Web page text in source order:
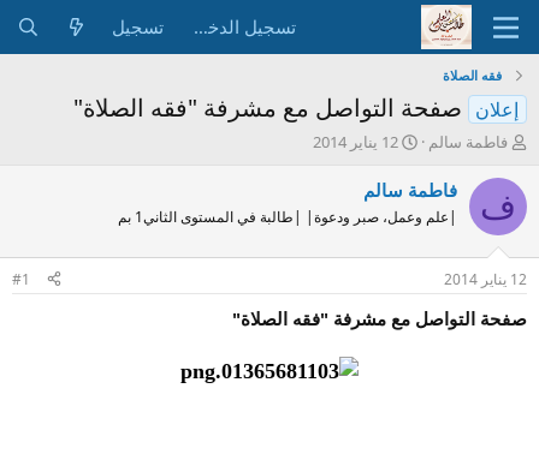
تسجيل الدخول تسجيل
فقه الصلاة
إعلان صفحة التواصل مع مشرفة "فقه الصلاة"
ب
د
ئ
ا
و
ض
فاطمة سالم
ت
ي
خ
ب
د
ء
12 يناير 2014
ف فاطمة سالم
|علم وعمل، صبر ودعوة| |طالبة في المستوى الثاني1 بم
12 يناير 2014 #1
صفحة التواصل مع مشرفة "فقه الصلاة"